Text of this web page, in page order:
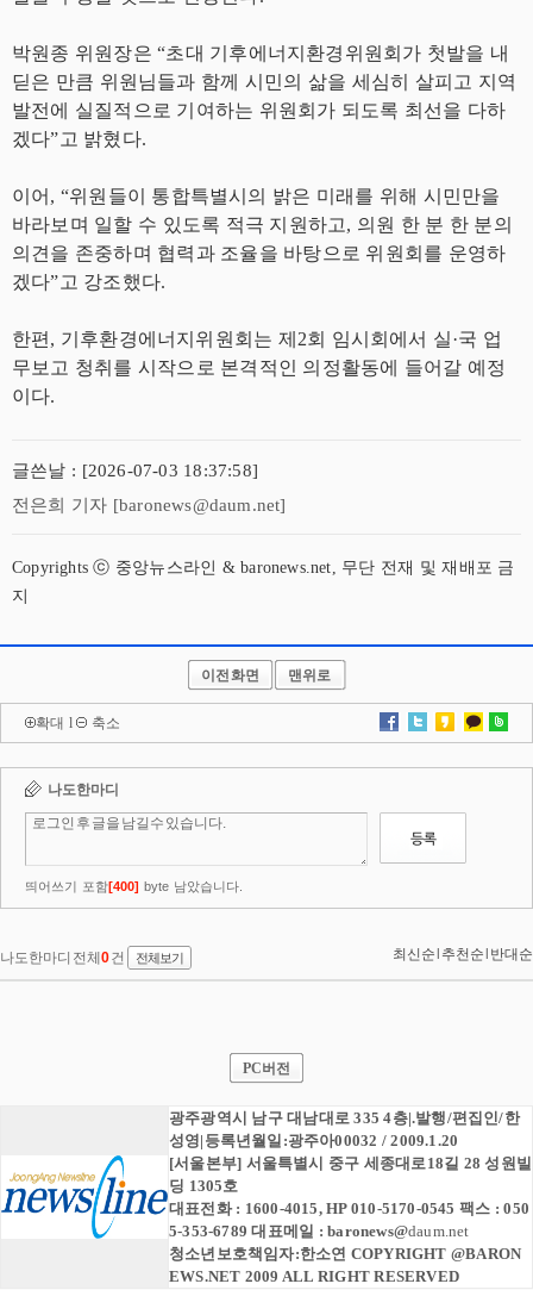
박원종 위원장은 “초대 기후에너지환경위원회가 첫발을 내
딛은 만큼 위원님들과 함께 시민의 삶을 세심히 살피고 지역
발전에 실질적으로 기여하는 위원회가 되도록 최선을 다하
겠다”고 밝혔다.
이어, “위원들이 통합특별시의 밝은 미래를 위해 시민만을
바라보며 일할 수 있도록 적극 지원하고, 의원 한 분 한 분의
의견을 존중하며 협력과 조율을 바탕으로 위원회를 운영하
겠다”고 강조했다.
한편, 기후환경에너지위원회는 제2회 임시회에서 실·국 업
무보고 청취를 시작으로 본격적인 의정활동에 들어갈 예정
이다.
글쓴날 : [2026-07-03 18:37:58]
전은희 기자 [baronews@daum.net]
Copyrights ⓒ 중앙뉴스라인 & baronews.net, 무단 전재 및 재배포 금
지
이전화면 맨위로
확대 l 축소
PC버전
광주광역시 남구 대남대로 335 4층|.발행/편집인/한
성영|등록년월일:광주아00032 / 2009.1.20
[서울본부] 서울특별시 중구 세종대로18길 28 성원빌
딩 1305호
대표전화 : 1600-4015, HP 010-5170-0545 팩스 : 050
5-353-6789 대표메일 :baronews@daum.net
청소년보호책임자:한소연 COPYRIGHT @BARON
EWS.NET 2009 ALL RIGHT RESERVED